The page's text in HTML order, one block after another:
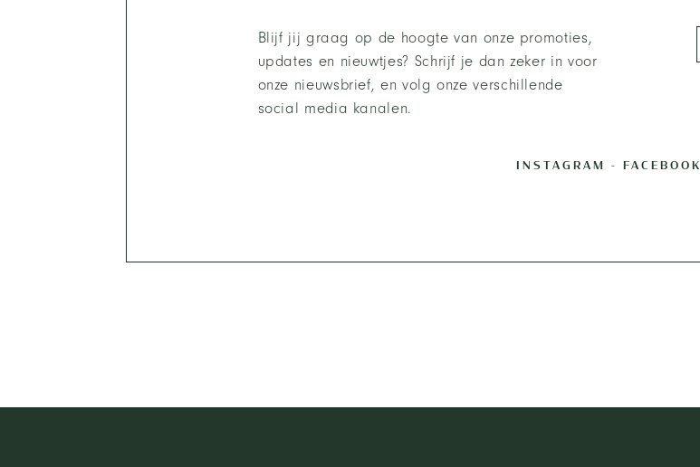
Blijf jij graag op de hoogte van onze promoties,
updates en nieuwtjes? Schrijf je dan zeker in voor
onze nieuwsbrief, en volg onze verschillende
social media kanalen.
INSTAGRAM - FACEBOOK